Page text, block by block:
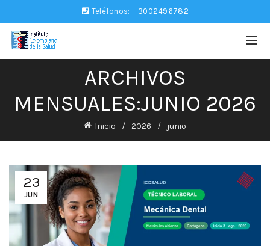
Teléfonos: 3002496782
ARCHIVOS
MENSUALES:JUNIO 2026
Inicio 2026 junio
23
JUN